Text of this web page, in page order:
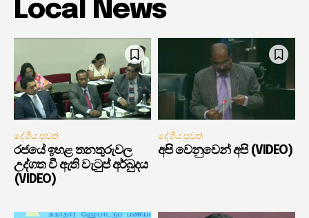
Local News
දේශීය පුවත්
රජයේ ඉහළ තනතුරුවල
උද්ගත වී ඇති වැටුප් අර්බුදය
(VIDEO)
දේශීය පුවත්
අපි වෙනුවෙන් අපි (VIDEO)